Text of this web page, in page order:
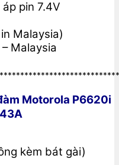
pin 7.4V
Malaysia)
Malaysia
Motorola P6620i
kèm bát gài)